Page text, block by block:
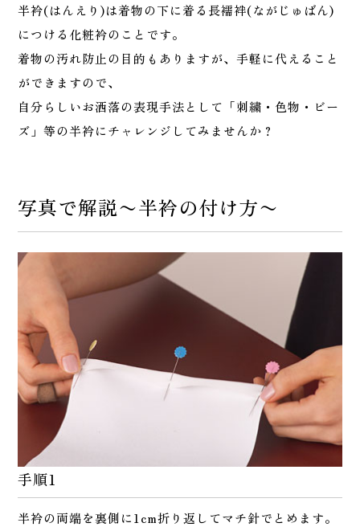
半衿(はんえり)は着物の下に着る長襦袢(ながじゅばん)
につける化粧衿のことです。
着物の汚れ防止の目的もありますが、手軽に代えること
ができますので、
自分らしいお洒落の表現手法として「刺繍・色物・ビー
ズ」等の半衿にチャレンジしてみませんか？
写真で解説〜半衿の付け方〜
手順1
半衿の両端を裏側に1cm折り返してマチ針でとめます。